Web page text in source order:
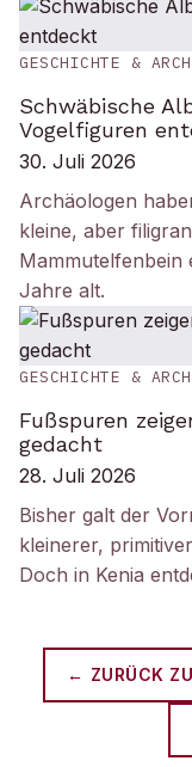
GESCHICHTE &
Schwäbische
Vogelfiguren
30. Juli 2026
Archäologen
kleine, aber
Mammutelfenbein
Jahre alt.
GESCHICHTE &
Fußspuren
gedacht
28. Juli 2026
Bisher galt der
kleinerer,
Doch in Kenia
← ZURÜCK ZU